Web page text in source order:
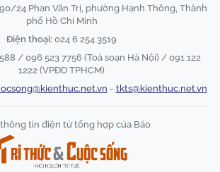
24 Phan Văn Trị, phường Hạnh Thông, Thành
phố Hồ Chí Minh
Điện thoại: 024 6 254 3519
/ 096 523 7756 (Toà soạn Hà Nội) / 091 122
1222 (VPĐD TPHCM)
- tkts@kienthuc.net.vn
tin điện tử tổng hợp của Báo